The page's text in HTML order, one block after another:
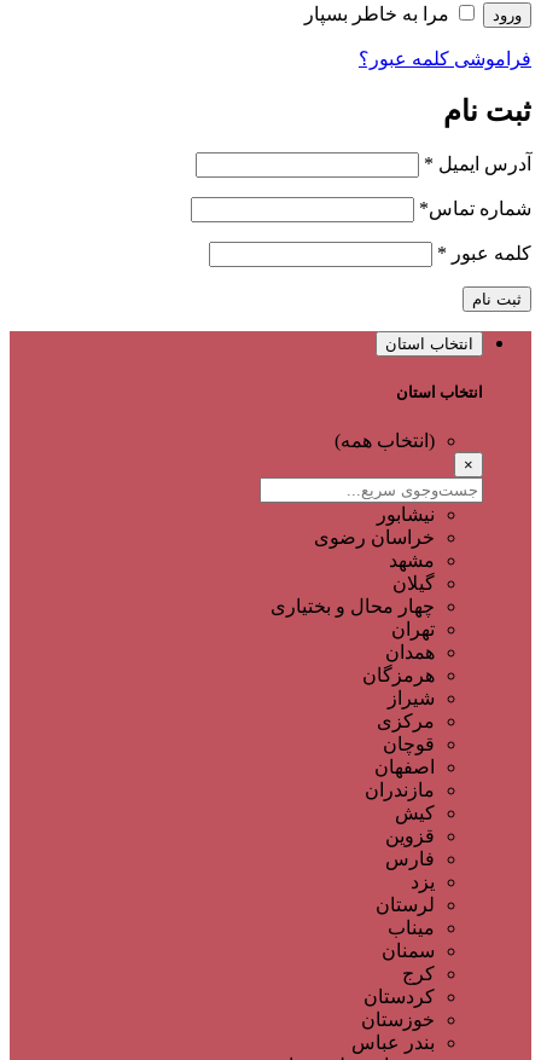
ورود مرا به خاطر بسپار
فراموشی کلمه عبور؟
ثبت نام
آدرس ایمیل *
شماره تماس*
کلمه عبور *
ثبت نام
انتخاب استان
انتخاب استان
(انتخاب همه)
×
نیشابور
خراسان رضوی
مشهد
گیلان
چهار محال و بختیاری
تهران
همدان
هرمزگان
شیراز
مرکزی
قوچان
اصفهان
مازندران
کیش
قزوین
فارس
یزد
لرستان
میناب
سمنان
کرج
کردستان
خوزستان
بندر عباس